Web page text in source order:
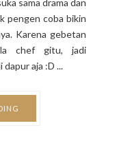
pengen coba bikin
Karena gebetan
chef gitu, jadi
aja :D ...